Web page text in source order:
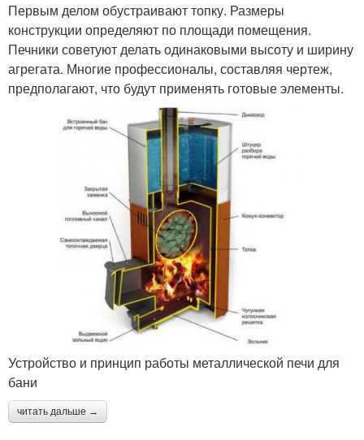
Первым делом обустраивают топку. Размеры
конструкции определяют по площади помещения.
Печники советуют делать одинаковыми высоту и ширину
агрегата. Многие профессионалы, составляя чертеж,
предполагают, что будут применять готовые элементы.
Устройство и принцип работы металлической печи для
бани
читать дальше →